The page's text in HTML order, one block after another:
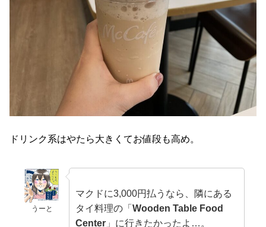
ドリンク系はやたら大きくてお値段も高め。
うーと
マクドに3,000円払うなら、隣にある
タイ料理の「 Wooden Table Food
Center 」に行きたかったよ…。